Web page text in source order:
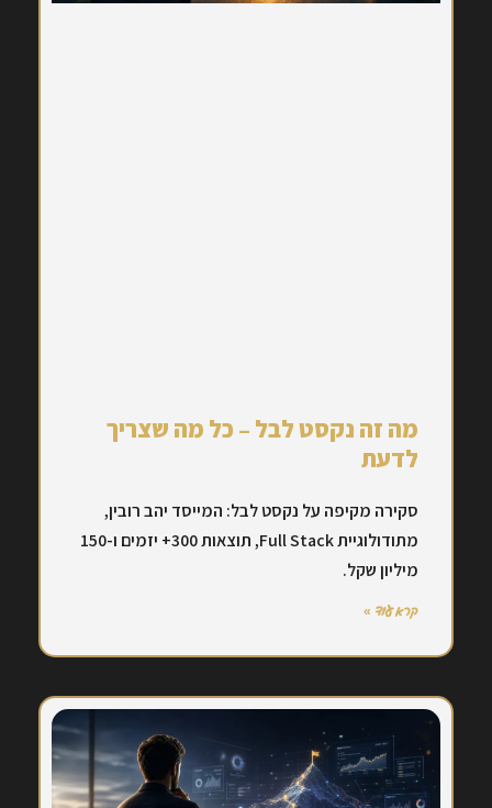
מה זה נקסט לבל – כל מה שצריך
לדעת
סקירה מקיפה על נקסט לבל: המייסד יהב רובין,
מתודולוגיית Full Stack, תוצאות 300+ יזמים ו-150
מיליון שקל.
קרא עוד »